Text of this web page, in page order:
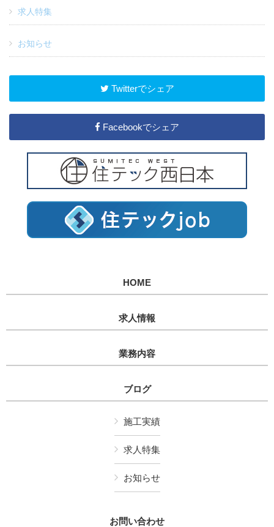
求人特集
お知らせ
Twitterでシェア
Facebookでシェア
HOME
求人情報
業務内容
ブログ
施工実績
求人特集
お知らせ
お問い合わせ